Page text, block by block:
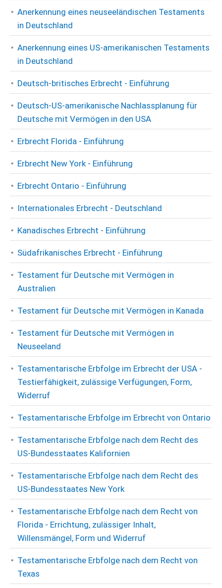
Anerkennung eines neuseeländischen Testaments
in Deutschland
Anerkennung eines US-amerikanischen Testaments
in Deutschland
Deutsch-britisches Erbrecht - Einführung
Deutsch-US-amerikanische Nachlassplanung für
Deutsche mit Vermögen in den USA
Erbrecht Florida - Einführung
Erbrecht New York - Einführung
Erbrecht Ontario - Einführung
Internationales Erbrecht - Deutschland
Kanadisches Erbrecht - Einführung
Südafrikanisches Erbrecht - Einführung
Testament für Deutsche mit Vermögen in
Australien
Testament für Deutsche mit Vermögen in Kanada
Testament für Deutsche mit Vermögen in
Neuseeland
Testamentarische Erbfolge im Erbrecht der USA -
Testierfähigkeit, zulässige Verfügungen, Form,
Widerruf
Testamentarische Erbfolge im Erbrecht von Ontario
Testamentarische Erbfolge nach dem Recht des
US-Bundesstaates Kalifornien
Testamentarische Erbfolge nach dem Recht des
US-Bundesstaates New York
Testamentarische Erbfolge nach dem Recht von
Florida - Errichtung, zulässiger Inhalt,
Willensmängel, Form und Widerruf
Testamentarische Erbfolge nach dem Recht von
Texas